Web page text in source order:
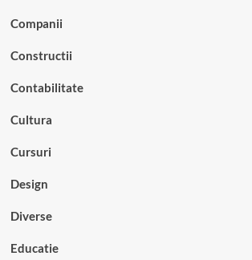
Companii
Constructii
Contabilitate
Cultura
Cursuri
Design
Diverse
Educatie